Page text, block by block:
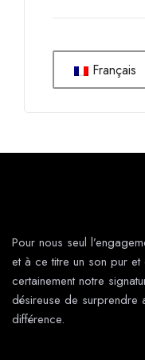
Français
Pour nous seul
et à ce titre un son pur et
certainement notre
désireuse de surprendre
différence.